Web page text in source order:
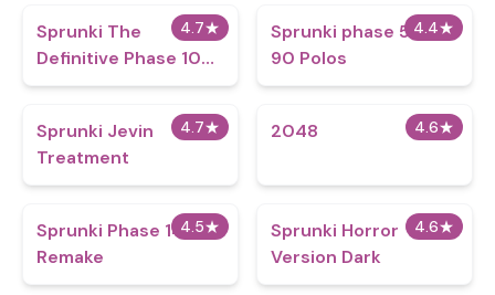
4.7★
Sprunki The
Definitive Phase 10
New
4.4★
Sprunki phase 5: But
90 Polos
4.7★
Sprunki Jevin
Treatment
4.6★
2048
4.5★
Sprunki Phase 14
Remake
4.6★
Sprunki Horror
Version Dark